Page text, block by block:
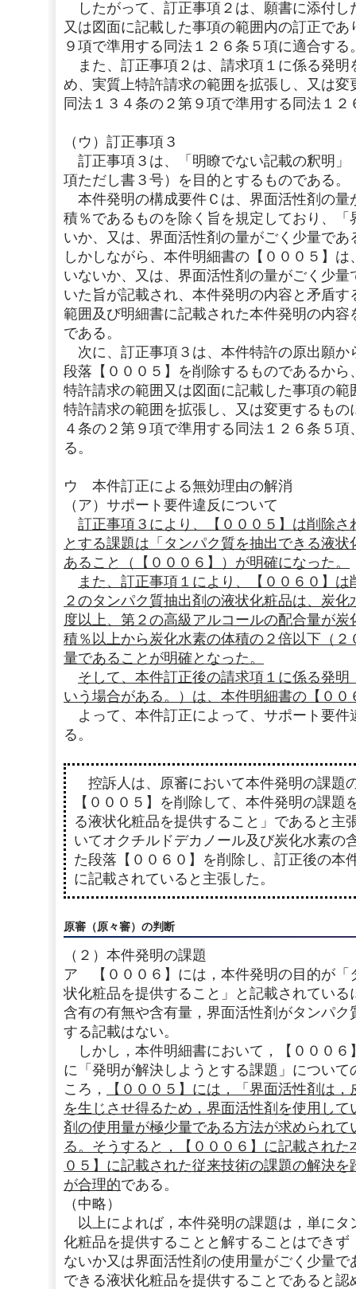
したがって、訂正事項２は、願書に添付し
又は図面に記載した事項の範囲内の訂正で
９項で準用する同法１２６条５項に適合する
また、訂正事項２は、請求項１に係る発明
め、実質上特許請求の範囲を拡張し、又は
同法１３４条の２第９項で準用する同法１
（ウ）訂正事項３
訂正事項３は、「明瞭でない記載の釈明」
項ただし書３号）を目的とするものである。
本件発明の構成要件Ｃは、界面活性剤の量
積％であるものを除く旨を規定しており、
いか、又は、界面活性剤の量がごく少量で
しかしながら、本件明細書の【０００５】
いないか、又は、界面活性剤の量がごく少
いた旨が記載され、本件発明の内容と矛盾
範囲及び明細書に記載された本件発明の内
である。
次に、訂正事項３は、本件特許の原出願か
段落【０００５】を削除するものであるか
特許請求の範囲又は図面に記載した事項の
特許請求の範囲を拡張し、又は変更するも
４条の２第９項で準用する同法１２６条５
る。
ウ 本件訂正による無効理由の解消
（ア）サポート要件違反について
訂正事項３により、【０００５】は削除
とする課題は「タンパク質を抽出できる液
あること（【０００６】）が明確になった。
また、訂正事項１により、【００６０】
２のタンパク質抽出剤の液状化粧品は、炭
度以上、第２の高級アルコールの配合量が
積％以上から炭化水素の体積の２倍以下（
量であることが明確となった。
そして、本件訂正後の請求項１に係る発
いう場合がある。）は、本件明細書の【０
よって、本件訂正によって、サポート要件
る。
控訴人は、原審において本件発明の課題
【０００５】を削除して、本件発明の課題
る液状化粧品を提供すること」であると主
いてオクチルドデカノール及び炭化水素の
た段落【００６０】を削除し、訂正後の本
に記載されていると主張した。
原審（原々審）の判断
（２）本件発明の課題
ア 【０００６】には，本件発明の目的が「
状化粧品を提供すること」と記載されてい
含有の有無や含有量，界面活性剤がタンパ
する記載はない。
しかし，本件明細書において，【０００６
に「発明が解決しようとする課題」につい
ころ，
【０００５】には，「界面活性剤は
を生じさせ得るため，界面活性剤を使用し
剤の使用量が極少量である方法が求められ
る。そうすると，【０００６】に記載され
０５】に記載された従来技術の課題の解決
が合理的である。
（中略）
以上によれば，本件発明の課題は，単にタ
化粧品を提供することと解することはでき
ないか又は界面活性剤の使用量がごく少量
できる液状化粧品を提供することであると認